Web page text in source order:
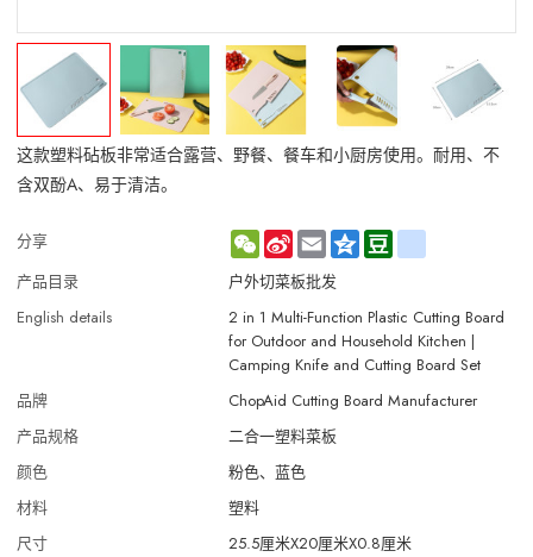
这款塑料砧板非常适合露营、野餐、餐车和小厨房使用。耐用、不
含双酚A、易于清洁。
分享 WeChat
Sina
Weibo
Email Qzone
产品目录
户外切菜板批发
English details
2 in 1 Multi-Function Plastic Cutting Board
for Outdoor and Household Kitchen |
Camping Knife and Cutting Board Set
品牌
ChopAid Cutting Board Manufacturer
产品规格
二合一塑料菜板
颜色
粉色、蓝色
材料
塑料
尺寸
25.5厘米X20厘米X0.8厘米